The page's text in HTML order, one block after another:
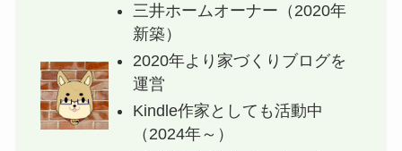
三井ホームオーナー（2020年
新築）
2020年より家づくりブログを
運営
Kindle作家としても活動中
（2024年～）